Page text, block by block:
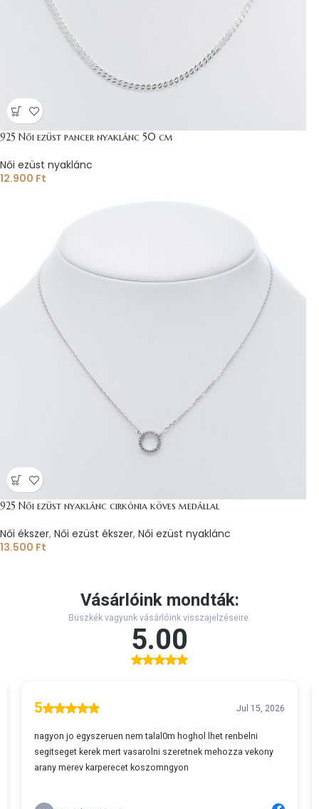
925 Női ezüst pancer nyaklánc 50 cm
Női ezüst nyaklánc
12.900 Ft
925 Női ezüst nyaklánc cirkónia köves medállal
Női ékszer, Női ezüst ékszer, Női ezüst nyaklánc
13.500 Ft